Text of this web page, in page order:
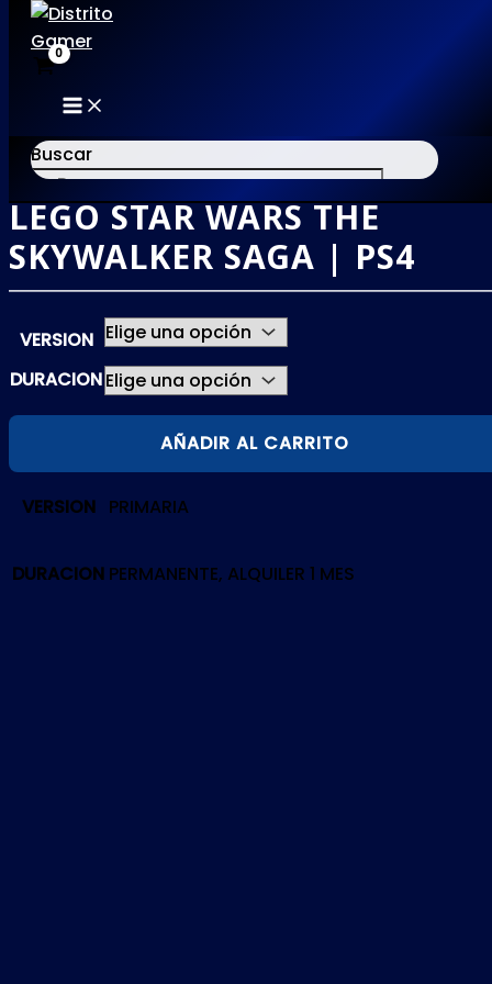
al
contenido
MAIN
MENU
Buscar
×
LEGO STAR WARS THE
SKYWALKER SAGA | PS4
VERSION
DURACION
LEGO
THE
SAGA
AÑADIR AL CARRITO
VERSION PRIMARIA
DURACION PERMANENTE, ALQUILER 1 MES